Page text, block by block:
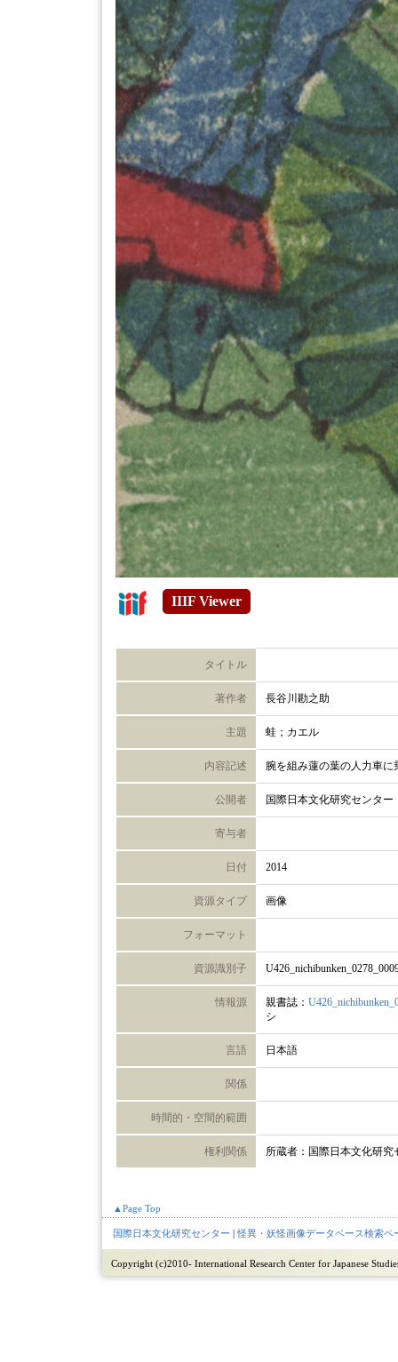
IIIF Viewer
タイトル
著作者 長谷川勘之助
主題 蛙；カエル
内容記述 腕を組み蓮の葉の人力車
公開者 国際日本文化研究センター
寄与者
日付 2014
資源タイプ 画像
フォーマット
資源識別子
情報源 親書誌：
シ
言語 日本語
関係
時間的・空間的範囲
権利関係 所蔵者：国際日本文化研究
▲Page Top
国際日本文化研究センター |怪異・妖怪画像データベース検索ペ
Copyright (c)2010- International Research Center for Japanese